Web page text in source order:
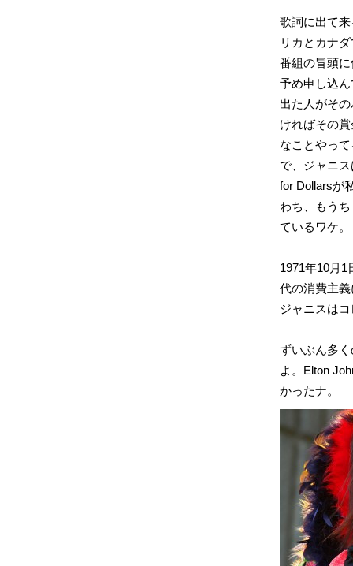
歌詞に出て
リカとカナ
番組の冒頭
予め申し込
出た人がそ
ければその
なことやっ
で、ジャニ
for Dollarsが
わち、もう
ているワケ。
1971年10月
代の消費主
ジャニスは
ずいぶん多
よ。Elton
かったナ。